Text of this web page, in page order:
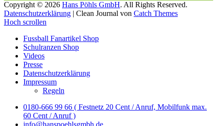
Copyright © 2026 Hans Pöhls GmbH. All Rights Reserved.
Datenschutzerklärung | Clean Journal von Catch Themes
Hoch scrollen
Fussball Fanartikel Shop
Schulranzen Shop
Videos
Presse
Datenschutzerklärung
Impressum
Regeln
0180-666 99 66 ( Festnetz 20 Cent / Anruf, Mobilfunk max.
60 Cent / Anruf )